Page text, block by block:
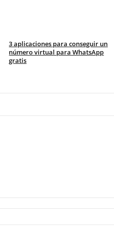
3 aplicaciones para conseguir un
número virtual para WhatsApp
gratis